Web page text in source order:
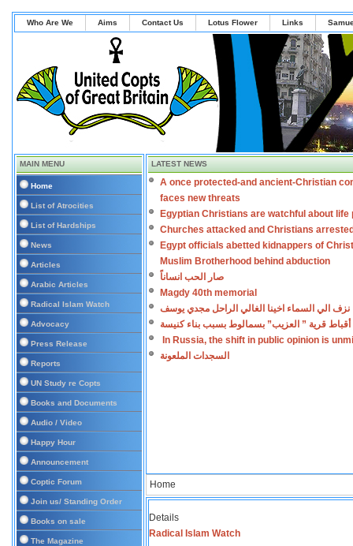
Who Are We Aims Contact Us Lotus Flower Links
MAIN MENU
Home
List of Atrocities
List of Hardships
News
Articles
Arabic Articles
Radical Islam Watch
Advocacy
Press Release
Reports
UN Study re Copts
Books and Documents
Audio / Video
Happy Hour
Announcement
Coptic Forum
Join us/ Standing Order
Books on sale
The Magazine
LATEST NEWS
A once protected-and ancient-Christian
faces new threats
Egyptian Christians are watchful about life
Churches attacked and Christians
Egypt officials abetted kidnappers of
Muslim Brotherhood behind abduction
صار الحب انساناً
Magdy 40th memorial
نزف الي السماء اخينا الغالي الراحل مجدي يوسف
أقباط قرية ” العزيب” بسمالوط بسبب بناء كنيسة
In Russia, the shift in public opinion is
السجدات الملعونة
Home
Details
Radical Islam Watch